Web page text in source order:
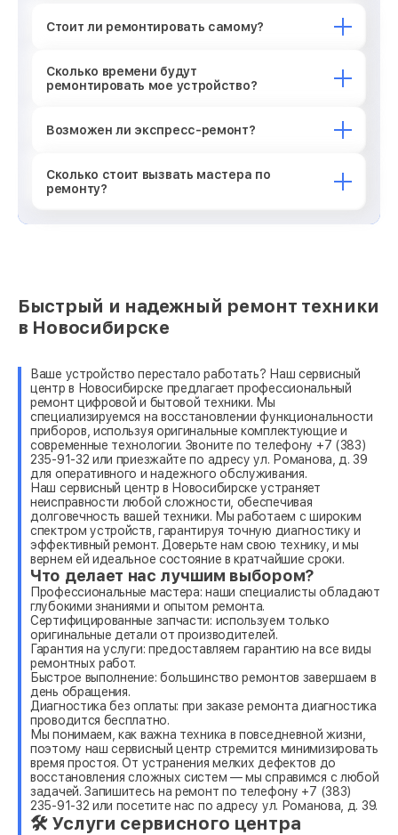
Стоит ли ремонтировать самому?
Сколько времени будут
ремонтировать мое устройство?
Возможен ли экспресс-ремонт?
Сколько стоит вызвать мастера по
ремонту?
Быстрый и надежный ремонт техники
в Новосибирске
Ваше устройство перестало работать? Наш сервисный
центр в Новосибирске предлагает профессиональный
ремонт цифровой и бытовой техники. Мы
специализируемся на восстановлении функциональности
приборов, используя оригинальные комплектующие и
современные технологии. Звоните по телефону +7 (383)
235-91-32 или приезжайте по адресу ул. Романова, д. 39
для оперативного и надежного обслуживания.
Наш сервисный центр в Новосибирске устраняет
неисправности любой сложности, обеспечивая
долговечность вашей техники. Мы работаем с широким
спектром устройств, гарантируя точную диагностику и
эффективный ремонт. Доверьте нам свою технику, и мы
вернем ей идеальное состояние в кратчайшие сроки.
Что делает нас лучшим выбором?
Профессиональные мастера: наши специалисты обладают
глубокими знаниями и опытом ремонта.
Сертифицированные запчасти: используем только
оригинальные детали от производителей.
Гарантия на услуги: предоставляем гарантию на все виды
ремонтных работ.
Быстрое выполнение: большинство ремонтов завершаем в
день обращения.
Диагностика без оплаты: при заказе ремонта диагностика
проводится бесплатно.
Мы понимаем, как важна техника в повседневной жизни,
поэтому наш сервисный центр стремится минимизировать
время простоя. От устранения мелких дефектов до
восстановления сложных систем — мы справимся с любой
задачей. Запишитесь на ремонт по телефону +7 (383)
235-91-32 или посетите нас по адресу ул. Романова, д. 39.
🛠 Услуги сервисного центра